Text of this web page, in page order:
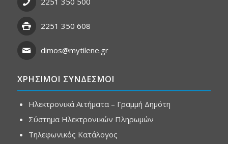
2251 350 608
dimos@mytilene.gr
ΧΡΗΣΙΜΟΙ ΣΥΝΔΕΣΜΟΙ
Ηλεκτρονικά Αιτήματα – Γραμμή Δημότη
Σύστημα Ηλεκτρονικών Πληρωμών
Τηλεφωνικός Κατάλογος